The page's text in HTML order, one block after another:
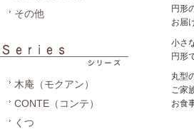
その他
木庵（モクアン）
CONTE（コンテ）
くつ
円形
お届
小さ
円形
丸型
ご家
お食